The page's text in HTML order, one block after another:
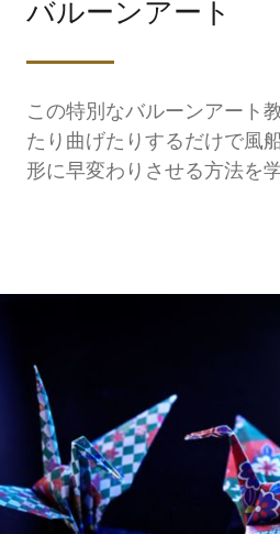
バルーンアート
この特別なバルーンアート
たり曲げたりするだけで風
形に早変わりさせる方法を